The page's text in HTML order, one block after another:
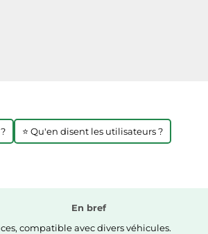
⭐ Qu'en disent les utilisateurs ?
En bref
compatible avec divers véhicules.